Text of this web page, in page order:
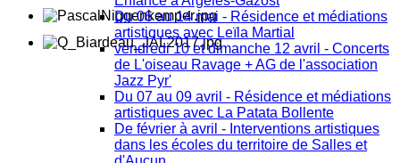
Du 06 au 14 mai - Résidence et médiations
artistiques avec Leïla Martial
vendredi 10 et dimanche 12 avril - Concerts
de L'oiseau Ravage + AG de l'association
Jazz Pyr'
Du 07 au 09 avril - Résidence et médiations
artistiques avec La Patata Bollente
De février à avril - Interventions artistiques
dans les écoles du territoire de Salles et